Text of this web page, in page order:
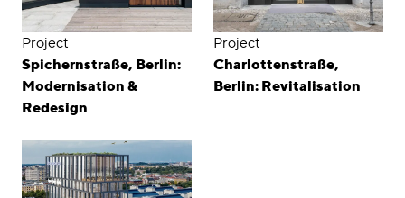
Project
Spichernstraße, Berlin:
Modernisation &
Redesign
Project
Charlottenstraße,
Berlin: Revitalisation